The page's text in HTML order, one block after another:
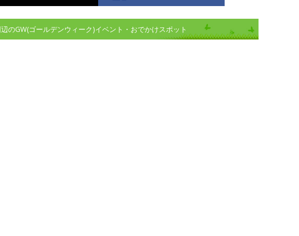
のGW(ゴールデンウィーク)イベント・おでかけスポット